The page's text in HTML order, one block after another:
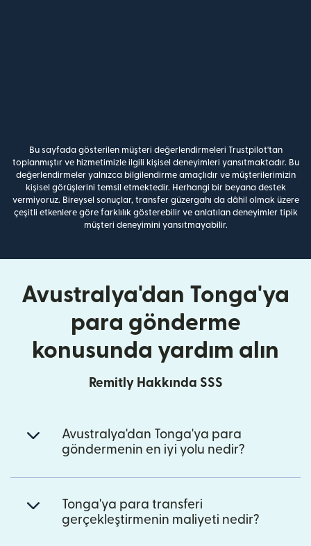
Bu sayfada gösterilen müşteri değerlendirmeleri Trustpilot'tan
toplanmıştır ve hizmetimizle ilgili kişisel deneyimleri yansıtmaktadır. Bu
değerlendirmeler yalnızca bilgilendirme amaçlıdır ve müşterilerimizin
kişisel görüşlerini temsil etmektedir. Herhangi bir beyana destek
vermiyoruz. Bireysel sonuçlar, transfer güzergahı da dâhil olmak üzere
çeşitli etkenlere göre farklılık gösterebilir ve anlatılan deneyimler tipik
müşteri deneyimini yansıtmayabilir.
Avustralya'dan Tonga'ya
para gönderme
konusunda yardım alın
Remitly Hakkında SSS
Avustralya'dan Tonga'ya para
göndermenin en iyi yolu nedir?
Tonga'ya para transferi
gerçekleştirmenin maliyeti nedir?